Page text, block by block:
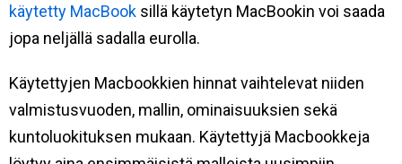
käytetty MacBook sillä käytetyn MacBookin voi saada
jopa neljällä sadalla eurolla.
Käytettyjen Macbookkien hinnat vaihtelevat niiden
valmistusvuoden, mallin, ominaisuuksien sekä
kuntoluokituksen mukaan. Käytettyjä Macbookkeja